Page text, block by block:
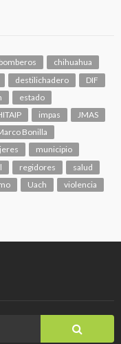
bomberos
chihuahua
destilichadero
DIF
estado
impas
JMAS
Bonilla
municipio
regidores
salud
Uach violencia